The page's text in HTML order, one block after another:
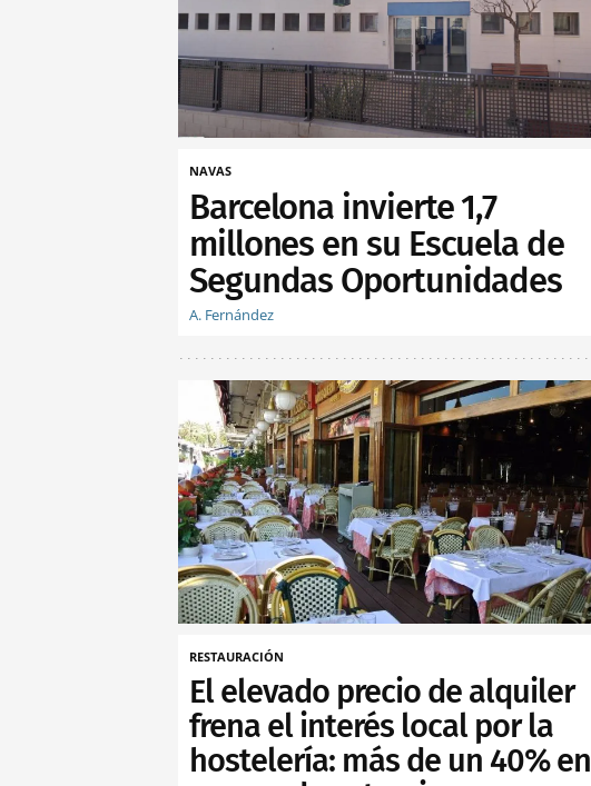
NAVAS
Barcelona invierte 1,7
millones en su Escuela de
Segundas Oportunidades
A. Fernández
RESTAURACIÓN
El elevado precio de alquiler
frena el interés local por la
hostelería: más de un 40% en